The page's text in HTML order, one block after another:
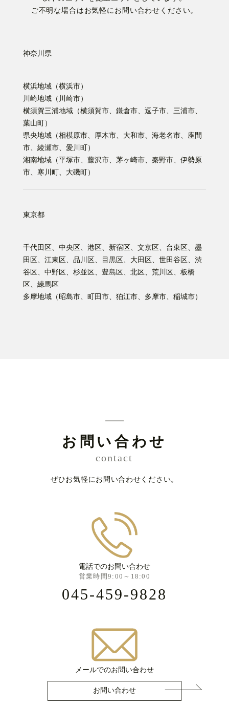
ご不明な場合はお気軽にお問い合わせください。
神奈川県
横浜地域（横浜市）
川崎地域（川崎市）
横須賀三浦地域（横須賀市、鎌倉市、逗子市、三浦市、
葉山町）
県央地域（相模原市、厚木市、大和市、海老名市、座間
市、綾瀬市、愛川町）
湘南地域（平塚市、藤沢市、茅ヶ崎市、秦野市、伊勢原
市、寒川町、大磯町）
東京都
千代田区、中央区、港区、新宿区、文京区、台東区、墨
田区、江東区、品川区、目黒区、大田区、世田谷区、渋
谷区、中野区、杉並区、豊島区、北区、荒川区、板橋
区、練馬区
多摩地域（昭島市、町田市、狛江市、多摩市、稲城市）
お問い合わせ
contact
ぜひお気軽にお問い合わせください。
電話でのお問い合わせ
営業時間9:00～18:00
045-459-9828
メールでのお問い合わせ
お問い合わせ